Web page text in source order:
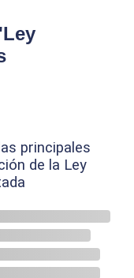
principales
de la Ley